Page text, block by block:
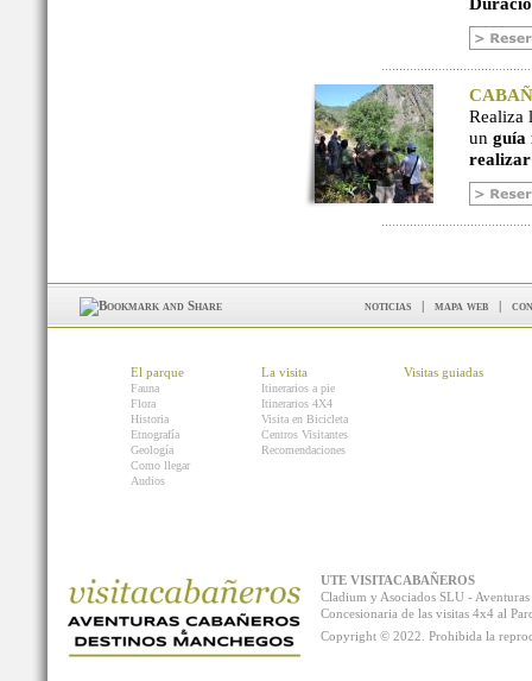
Realiza
un guía
noticias | mapa web |
El parque
Fauna
Flora
Historia
Etnografía
Geología
Como llegar
Audios
La visita
Itinerarios a pie
Itinerarios 4X4
Visita en Bicicleta
Centros Visitantes
Recomendaciones
Visitas guiadas
UTE VISITACABAÑEROS
Cladium y Asociados SLU -
Concesionaria de las visitas 4x4 al
Copyright © 2022. Prohibida la